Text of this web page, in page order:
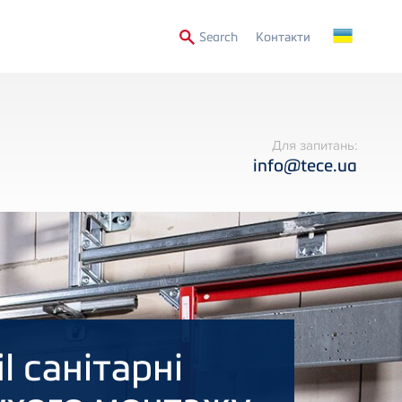
SearchSecondary
Контакти
Для запитань:
info@tece.ua